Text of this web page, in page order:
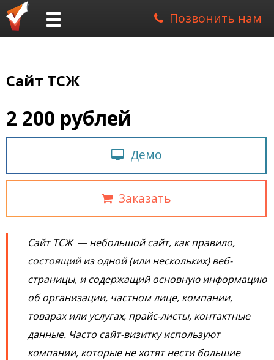
Позвонить нам
Сайт ТСЖ
2 200 рублей
Демо
Заказать
Сайт ТСЖ — небольшой сайт, как правило,
состоящий из одной (или нескольких) веб-
страницы, и содержащий основную информацию
об организации, частном лице, компании,
товарах или услугах, прайс-листы, контактные
данные. Часто сайт-визитку используют
компании, которые не хотят нести большие